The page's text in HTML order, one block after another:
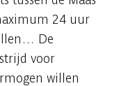
24 uur
De
voor
willen